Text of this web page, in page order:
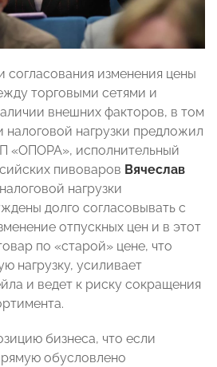
согласования изменения цены
торговыми сетями и
внешних факторов, в том
налоговой нагрузки предложил
«ОПОРА», исполнительный
пивоваров Вячеслав
нагрузки
долго согласовывать с
отпускных цен и в этот
по «старой» цене, что
нагрузку, усиливает
и ведет к риску сокращения
бизнеса, что если
обусловлено